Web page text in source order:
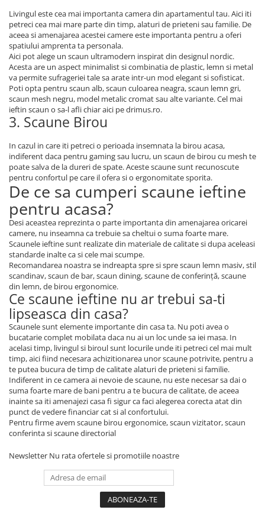
Livingul este cea mai importanta camera din apartamentul tau. Aici iti
petreci cea mai mare parte din timp, alaturi de prieteni sau familie. De
aceea si amenajarea acestei camere este importanta pentru a oferi
spatiului amprenta ta personala.
Aici pot alege un scaun ultramodern inspirat din designul nordic.
Acesta are un aspect minimalist si combinatia de plastic, lemn si metal
va permite sufrageriei tale sa arate intr-un mod elegant si sofisticat.
Poti opta pentru scaun alb, scaun culoarea neagra, scaun lemn gri,
scaun mesh negru, model metalic cromat sau alte variante. Cel mai
ieftin scaun o sa-l afli chiar aici pe drimus.ro.
3. Scaune Birou
In cazul in care iti petreci o perioada insemnata la birou acasa,
indiferent daca pentru gaming sau lucru, un scaun de birou cu mesh te
poate salva de la dureri de spate. Aceste scaune sunt recunoscute
pentru confortul pe care il ofera si o ergonomitate sporita.
De ce sa cumperi scaune ieftine
pentru acasa?
Desi aceastea reprezinta o parte importanta din amenajarea oricarei
camere, nu inseamna ca trebuie sa cheltui o suma foarte mare.
Scaunele ieftine sunt realizate din materiale de calitate si dupa aceleasi
standarde inalte ca si cele mai scumpe.
Recomandarea noastra se indreapta spre si spre scaun lemn masiv, stil
scandinav, scaun de bar, scaun dining, scaune de conferință, scaune
din lemn, de birou ergonomice.
Ce scaune ieftine nu ar trebui sa-ti
lipseasca din casa?
Scaunele sunt elemente importante din casa ta. Nu poti avea o
bucatarie complet mobilata daca nu ai un loc unde sa iei masa. In
acelasi timp, livingul si biroul sunt locurile unde iti petreci cel mai mult
timp, aici fiind necesara achizitionarea unor scaune potrivite, pentru a
te putea bucura de timp de calitate alaturi de prieteni si familie.
Indiferent in ce camera ai nevoie de scaune, nu este necesar sa dai o
suma foarte mare de bani pentru a te bucura de calitate, de aceea
inainte sa iti amenajezi casa fi sigur ca faci alegerea corecta atat din
punct de vedere financiar cat si al confortului.
Pentru firme avem scaune birou ergonomice, scaun vizitator, scaun
conferinta si scaune directorial
Newsletter Nu rata ofertele si promotiile noastre